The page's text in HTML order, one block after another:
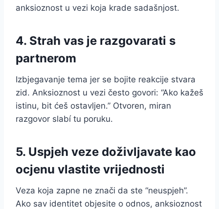
anksioznost u vezi koja krade sadašnjost.
4. Strah vas je razgovarati s
partnerom
Izbjegavanje tema jer se bojite reakcije stvara
zid. Anksioznost u vezi često govori: “Ako kažeš
istinu, bit ćeš ostavljen.” Otvoren, miran
razgovor slabí tu poruku.
5. Uspjeh veze doživljavate kao
ocjenu vlastite vrijednosti
Veza koja zapne ne znači da ste “neuspjeh”.
Ako sav identitet objesite o odnos, anksioznost